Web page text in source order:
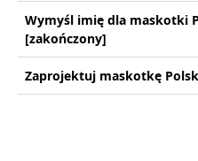
Wymyśl imię dla maskotki
[zakończony]
Zaprojektuj maskotkę